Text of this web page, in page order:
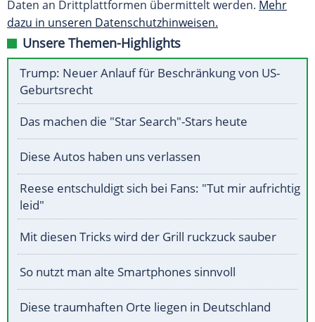
Daten an Drittplattformen übermittelt werden. Mehr
dazu in unseren Datenschutzhinweisen.
Unsere Themen-Highlights
Trump: Neuer Anlauf für Beschränkung von US-
Geburtsrecht
Das machen die "Star Search"-Stars heute
Diese Autos haben uns verlassen
Reese entschuldigt sich bei Fans: "Tut mir aufrichtig
leid"
Mit diesen Tricks wird der Grill ruckzuck sauber
So nutzt man alte Smartphones sinnvoll
Diese traumhaften Orte liegen in Deutschland